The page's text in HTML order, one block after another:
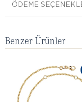
ÖDEME
Benzer Ürünler